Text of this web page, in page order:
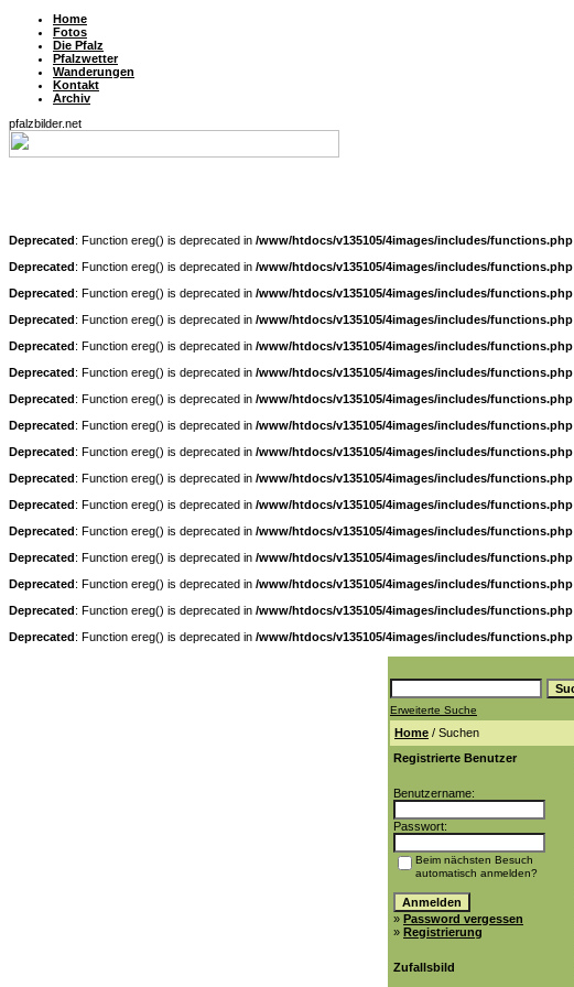
Home
Fotos
Die Pfalz
Pfalzwetter
Wanderungen
Kontakt
Archiv
pfalzbilder.net
Deprecated : Function ereg() is deprecated in /www/htdocs/v135105/4images/includes/functions.php
Deprecated : Function ereg() is deprecated in /www/htdocs/v135105/4images/includes/functions.php
Deprecated : Function ereg() is deprecated in /www/htdocs/v135105/4images/includes/functions.php
Deprecated : Function ereg() is deprecated in /www/htdocs/v135105/4images/includes/functions.php
Deprecated : Function ereg() is deprecated in /www/htdocs/v135105/4images/includes/functions.php
Deprecated : Function ereg() is deprecated in /www/htdocs/v135105/4images/includes/functions.php
Deprecated : Function ereg() is deprecated in /www/htdocs/v135105/4images/includes/functions.php
Deprecated : Function ereg() is deprecated in /www/htdocs/v135105/4images/includes/functions.php
Deprecated : Function ereg() is deprecated in /www/htdocs/v135105/4images/includes/functions.php
Deprecated : Function ereg() is deprecated in /www/htdocs/v135105/4images/includes/functions.php
Deprecated : Function ereg() is deprecated in /www/htdocs/v135105/4images/includes/functions.php
Deprecated : Function ereg() is deprecated in /www/htdocs/v135105/4images/includes/functions.php
Deprecated : Function ereg() is deprecated in /www/htdocs/v135105/4images/includes/functions.php
Deprecated : Function ereg() is deprecated in /www/htdocs/v135105/4images/includes/functions.php
Deprecated : Function ereg() is deprecated in /www/htdocs/v135105/4images/includes/functions.php
Deprecated : Function ereg() is deprecated in /www/htdocs/v135105/4images/includes/functions.php
Erweiterte Suche
Home / Suchen
Registrierte Benutzer
Benutzername:
Passwort:
Beim nächsten Besuch
automatisch anmelden?
» Password vergessen
» Registrierung
Zufallsbild